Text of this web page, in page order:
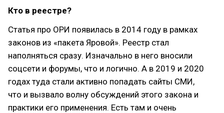
Кто в реестре?
Статья про ОРИ появилась в 2014 году в рамках
законов из «пакета Яровой». Реестр стал
наполняться сразу. Изначально в него вносили
соцсети и форумы, что и логично. А в 2019 и 2020
годах туда стали активно попадать сайты СМИ,
что и вызвало волну обсуждений этого закона и
практики его применения. Есть там и очень